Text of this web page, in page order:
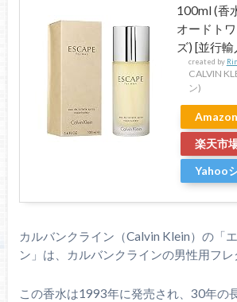
100ml (香
オードト
ズ) [並行
created by
CALVIN
ン)
Amazon
楽天市
Yahoo
カルバンクライン（Calvin Klein）の「
ン」は、カルバンクラインの男性用フレ
この香水は1993年に発売され、30年の